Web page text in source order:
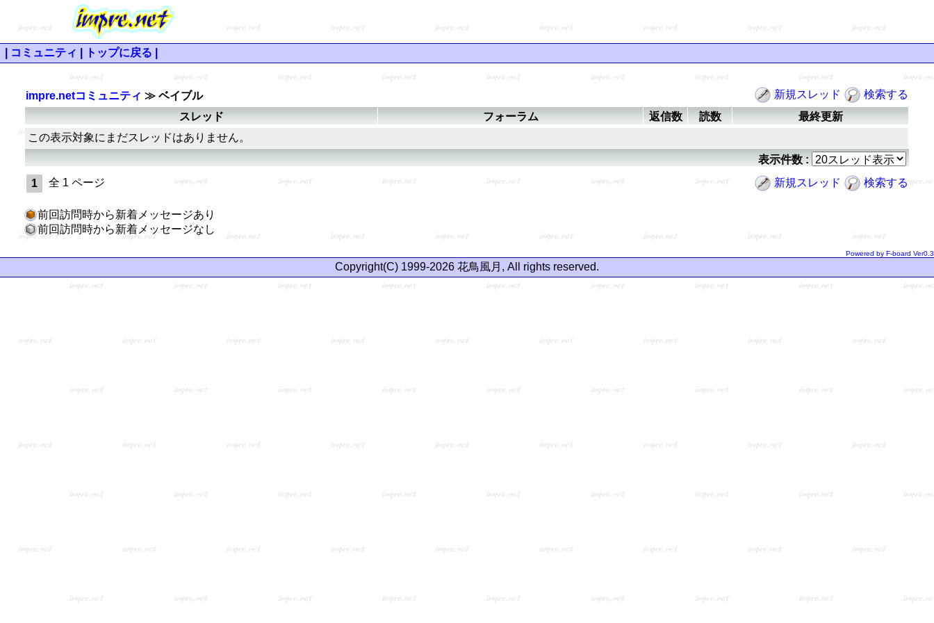
コミュニティ トップに戻る
impre.netコミュニティ ≫ ベイブル 新規スレッド
検索する
スレッド
フォーラム 返信数 読数
最終更新
この表示対象にまだスレッドはありません。
表示件数 :
1
全 1 ページ 新規スレッド 検索する
前回訪問時から新着メッセージあり
前回訪問時から新着メッセージなし
Powered by F-board Ver0.3
Copyright(C) 1999-2026 花鳥風月, All rights reserved.